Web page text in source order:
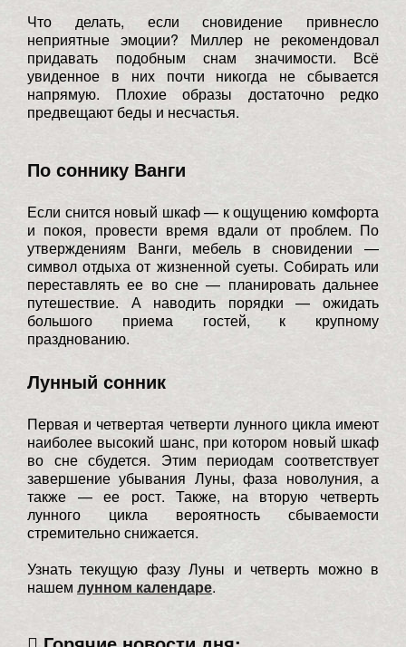
Что делать, если сновидение привнесло
неприятные эмоции? Миллер не рекомендовал
придавать подобным снам значимости. Всё
увиденное в них почти никогда не сбывается
напрямую. Плохие образы достаточно редко
предвещают беды и несчастья.
По соннику Ванги
Если снится новый шкаф — к ощущению комфорта
и покоя, провести время вдали от проблем. По
утверждениям Ванги, мебель в сновидении —
символ отдыха от жизненной суеты. Собирать или
переставлять ее во сне — планировать дальнее
путешествие. А наводить порядки — ожидать
большого приема гостей, к крупному
празднованию.
Лунный сонник
Первая и четвертая четверти лунного цикла имеют
наиболее высокий шанс, при котором новый шкаф
во сне сбудется. Этим периодам соответствует
завершение убывания Луны, фаза новолуния, а
также — ее рост. Также, на вторую четверть
лунного цикла вероятность сбываемости
стремительно снижается.
Узнать текущую фазу Луны и четверть можно в
нашем лунном календаре.